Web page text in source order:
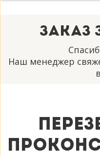
Заказ
Наш менеджер